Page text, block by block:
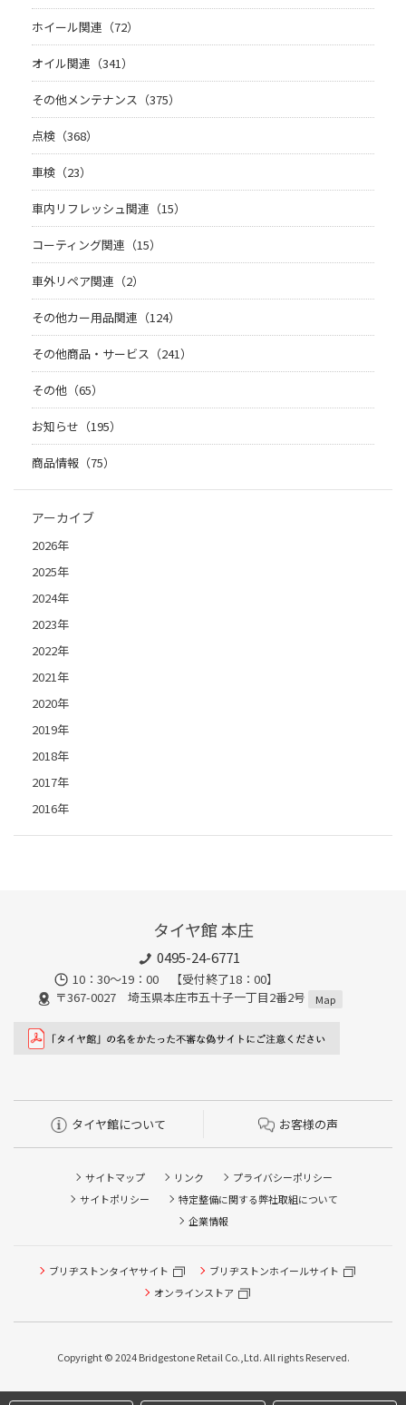
ホイール関連（72）
オイル関連（341）
その他メンテナンス（375）
点検（368）
車検（23）
車内リフレッシュ関連（15）
コーティング関連（15）
車外リペア関連（2）
その他カー用品関連（124）
その他商品・サービス（241）
その他（65）
お知らせ（195）
商品情報（75）
アーカイブ
2026年
2025年
2024年
2023年
2022年
2021年
2020年
2019年
2018年
2017年
2016年
タイヤ館 本庄
0495-24-6771
10：30～19：00 【受付終了18：00】
〒367-0027 埼玉県本庄市五十子一丁目2番2号
Map
タイヤ館について お客様の声
サイトマップ リンク
プライバシーポリシー
サイトポリシー
特定整備に関する弊社取組について
企業情報
ブリヂストンタイヤサイト
ブリヂストンホイールサイト
オンラインストア
Copyright © 2024 Bridgestone Retail Co.,Ltd. All rights Reserved.
タイヤ点検・安全点検/タイヤ履き替え/オイル交換/その他
ピット作業の予約
本日のタイヤ履き替え順番待ち予約 ※クローク契約会員の